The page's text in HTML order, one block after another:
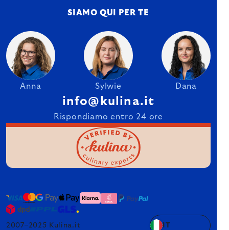
SIAMO QUI PER TE
Anna Sylwie Dana
info@kulina.it
Rispondiamo entro 24 ore
2007–2025 Kulina.it IT